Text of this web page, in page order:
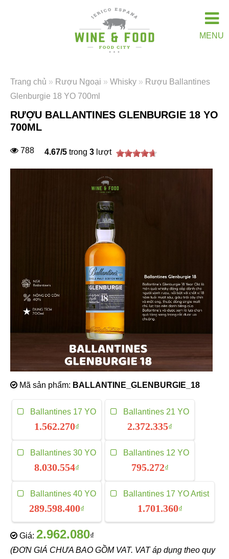
MENU
Trang chủ » Rượu Ngoại » Whisky » Rượu Ballantines
Glenburgie 18 YO 700ml
RƯỢU BALLANTINES GLENBURGIE 18 YO
700ML
788 4.67/5 trong 3 lượt
Mã sản phẩm: BALLANTINE_GLENBURGIE_18
Ballantines 17 YO
1.562.270₫
Ballantines 21 YO
2.372.335₫
Ballantines 30 YO
8.030.554₫
Ballantines 12 YO
795.272₫
Ballantines 40 YO
289.598.400₫
Ballantines 17 YO Artist
1.701.360₫
Giá: 2.962.080₫
(ĐƠN GIÁ CHƯA BAO GỒM VAT. VAT áp dụng theo quy